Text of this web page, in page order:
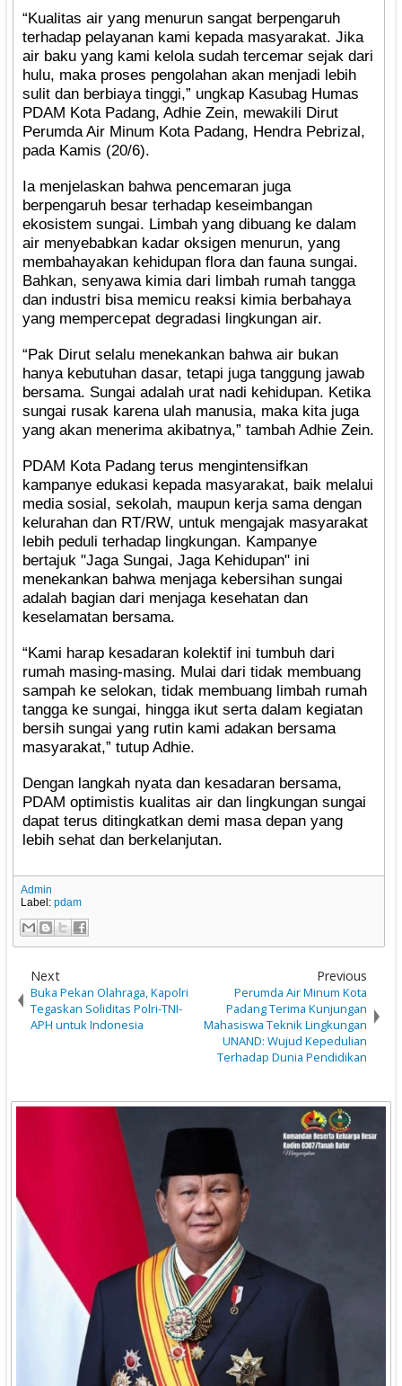
“Kualitas air yang menurun sangat berpengaruh
terhadap pelayanan kami kepada masyarakat. Jika
air baku yang kami kelola sudah tercemar sejak dari
hulu, maka proses pengolahan akan menjadi lebih
sulit dan berbiaya tinggi,” ungkap Kasubag Humas
PDAM Kota Padang, Adhie Zein, mewakili Dirut
Perumda Air Minum Kota Padang, Hendra Pebrizal,
pada Kamis (20/6).
Ia menjelaskan bahwa pencemaran juga
berpengaruh besar terhadap keseimbangan
ekosistem sungai. Limbah yang dibuang ke dalam
air menyebabkan kadar oksigen menurun, yang
membahayakan kehidupan flora dan fauna sungai.
Bahkan, senyawa kimia dari limbah rumah tangga
dan industri bisa memicu reaksi kimia berbahaya
yang mempercepat degradasi lingkungan air.
“Pak Dirut selalu menekankan bahwa air bukan
hanya kebutuhan dasar, tetapi juga tanggung jawab
bersama. Sungai adalah urat nadi kehidupan. Ketika
sungai rusak karena ulah manusia, maka kita juga
yang akan menerima akibatnya,” tambah Adhie Zein.
PDAM Kota Padang terus mengintensifkan
kampanye edukasi kepada masyarakat, baik melalui
media sosial, sekolah, maupun kerja sama dengan
kelurahan dan RT/RW, untuk mengajak masyarakat
lebih peduli terhadap lingkungan. Kampanye
bertajuk "Jaga Sungai, Jaga Kehidupan" ini
menekankan bahwa menjaga kebersihan sungai
adalah bagian dari menjaga kesehatan dan
keselamatan bersama.
“Kami harap kesadaran kolektif ini tumbuh dari
rumah masing-masing. Mulai dari tidak membuang
sampah ke selokan, tidak membuang limbah rumah
tangga ke sungai, hingga ikut serta dalam kegiatan
bersih sungai yang rutin kami adakan bersama
masyarakat,” tutup Adhie.
Dengan langkah nyata dan kesadaran bersama,
PDAM optimistis kualitas air dan lingkungan sungai
dapat terus ditingkatkan demi masa depan yang
lebih sehat dan berkelanjutan.
Admin
Label:pdam
Next
Buka Pekan Olahraga, Kapolri
Tegaskan Soliditas Polri-TNI-
APH untuk Indonesia
Previous
Perumda Air Minum Kota
Padang Terima Kunjungan
Mahasiswa Teknik Lingkungan
UNAND: Wujud Kepedulian
Terhadap Dunia Pendidikan